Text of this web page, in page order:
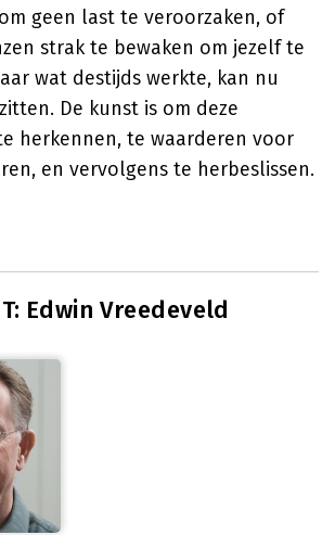
geen last te veroorzaken, of
strak te bewaken om jezelf te
wat destijds werkte, kan nu
De kunst is om deze
herkennen, te waarderen voor
en vervolgens te herbeslissen.
Edwin Vreedeveld